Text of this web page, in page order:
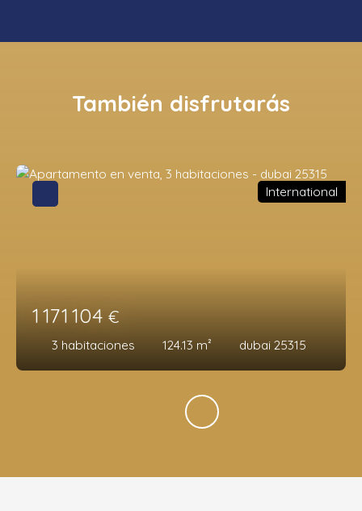
También disfrutarás
1 171 104 €
3 habitaciones 124.13 m² dubai 25315
International